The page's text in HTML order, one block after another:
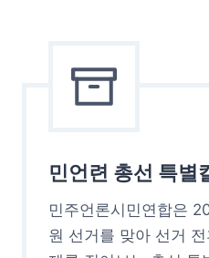
민언련 총선 특별
민주언론시민연합은
원 선거를 맞아 선거